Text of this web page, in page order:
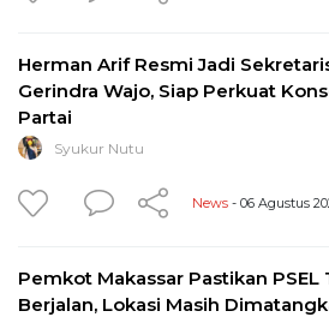
Herman Arif Resmi Jadi
Gerindra Wajo, Siap Perkuat
Partai
Syukur Nutu
News - 06 Agustus
Pemkot Makassar Pastikan PSEL
Berjalan, Lokasi Masih